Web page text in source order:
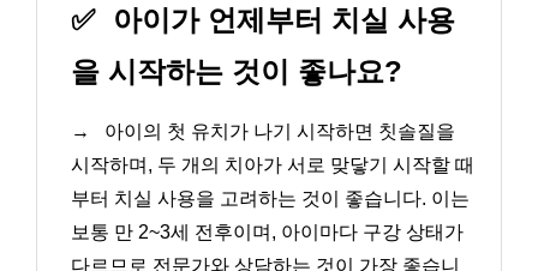
✅
아이가 언제부터 치실 사용
을 시작하는 것이 좋나요?
→
아이의 첫 유치가 나기 시작하면 칫솔질을
시작하며, 두 개의 치아가 서로 맞닿기 시작할 때
부터 치실 사용을 고려하는 것이 좋습니다. 이는
보통 만 2~3세 전후이며, 아이마다 구강 상태가
다르므로 전문가와 상담하는 것이 가장 좋습니